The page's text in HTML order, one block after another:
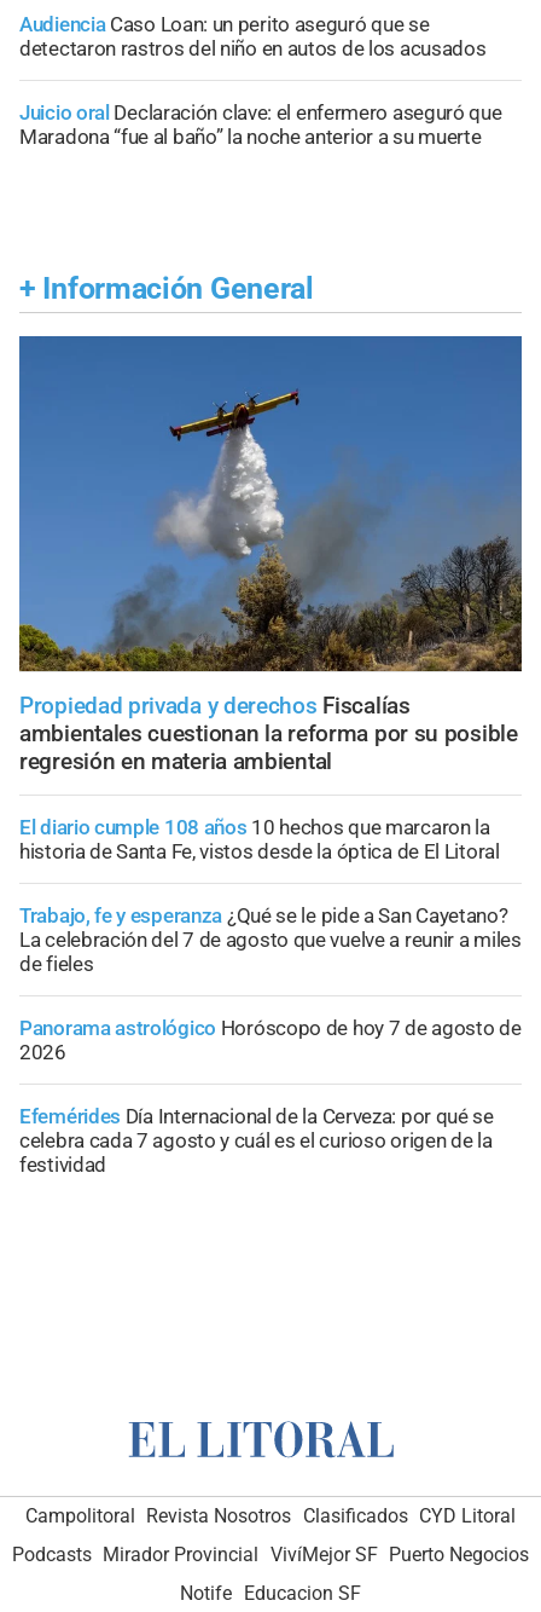
Audiencia Caso Loan: un perito aseguró que se
detectaron rastros del niño en autos de los acusados
Juicio oral Declaración clave: el enfermero aseguró que
Maradona “fue al baño” la noche anterior a su muerte
+ Información General
Propiedad privada y derechos Fiscalías
ambientales cuestionan la reforma por su posible
regresión en materia ambiental
El diario cumple 108 años 10 hechos que marcaron la
historia de Santa Fe, vistos desde la óptica de El Litoral
Trabajo, fe y esperanza ¿Qué se le pide a San Cayetano?
La celebración del 7 de agosto que vuelve a reunir a miles
de fieles
Panorama astrológico Horóscopo de hoy 7 de agosto de
2026
Efemérides Día Internacional de la Cerveza: por qué se
celebra cada 7 agosto y cuál es el curioso origen de la
festividad
Campolitoral Revista Nosotros Clasificados CYD Litoral
Podcasts Mirador Provincial VivíMejor SF Puerto Negocios
Notife Educacion SF